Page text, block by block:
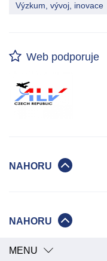
Výzkum, vývoj, inovace
Web podporuje
NAHORU
NAHORU
MENU